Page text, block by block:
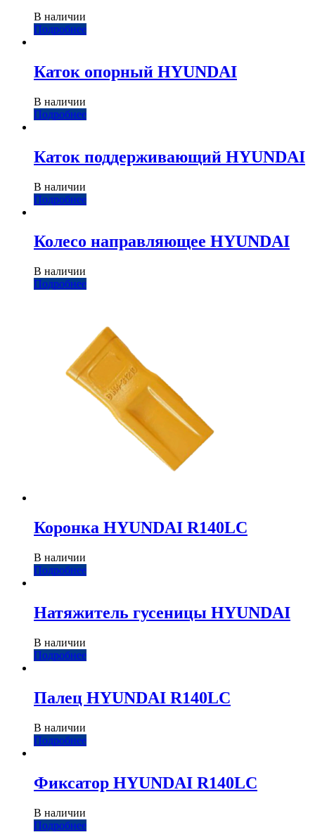
В наличии
Подробнее
Каток опорный HYUNDAI
В наличии
Подробнее
Каток поддерживающий HYUNDAI
В наличии
Подробнее
Колесо направляющее HYUNDAI
В наличии
Подробнее
Коронка HYUNDAI R140LC
В наличии
Подробнее
Натяжитель гусеницы HYUNDAI
В наличии
Подробнее
Палец HYUNDAI R140LC
В наличии
Подробнее
Фиксатор HYUNDAI R140LC
В наличии
Подробнее